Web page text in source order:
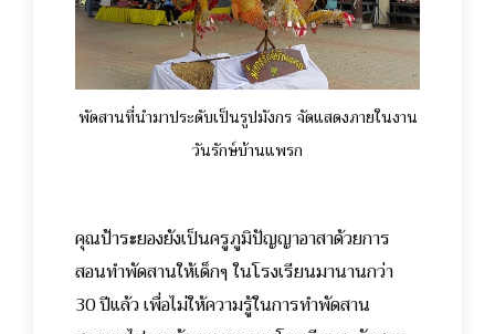
พัดสานที่นำมาประดับเป็นรูปมังกร จัดแสดงภายในงาน
วันรักษ์บ้านแพรก
คุณป้าระยองยังเป็นครูภูมิปัญญาอาสาด้วยการ
สอนทำพัดสานให้เด็กๆ ในโรงเรียนมานานกว่า
30 ปีแล้ว เพื่อไม่ให้ความรู้ในการทำพัดสาน